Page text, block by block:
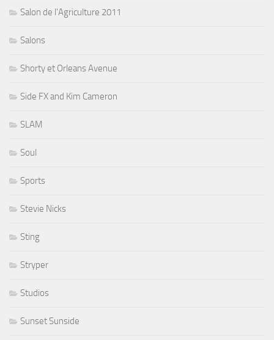
Salon de l'Agriculture 2011
Salons
Shorty et Orleans Avenue
Side FX and Kim Cameron
SLAM
Soul
Sports
Stevie Nicks
Sting
Stryper
Studios
Sunset Sunside